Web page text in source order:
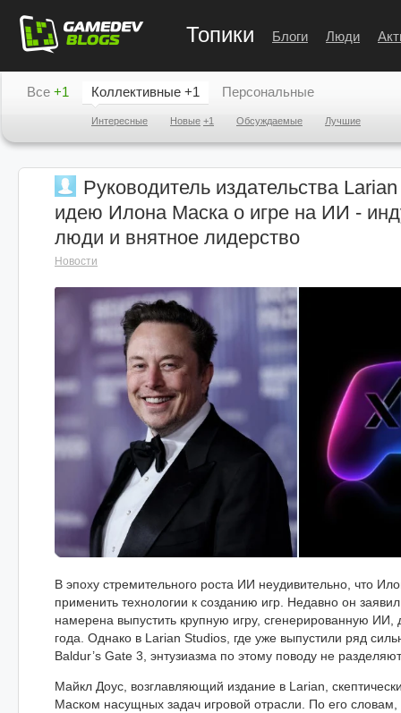
Топики Блоги Люди
Все +1 Коллективные +1
Интересные Новые +1 Обсуждаемые Лучшие
Персональные
Руководитель издательства
идею Илона Маска о игре на ИИ -
люди и внятное лидерство
Новости
В эпоху стремительного роста ИИ неудивительно, что
применить технологии к созданию игр. Недавно он
намерена выпустить крупную игру, сгенерированную
года. Однако в Larian Studios, где уже выпустили ряд
Baldur’s Gate 3, энтузиазма по этому поводу не
Майкл Доус, возглавляющий издание в Larian,
Маском насущных задач игровой отрасли. По его словам,